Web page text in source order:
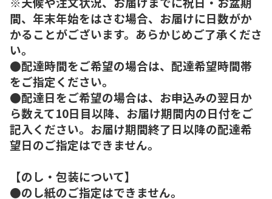
間、年末年始をはさむ場合、お届けに日数がか
かることがございます。あらかじめご了承くださ
い。
●配達時間をご希望の場合は、配達希望時間帯
をご指定ください。
●配達日をご希望の場合は、お申込みの翌日か
ら数えて10日目以降、お届け期間内の日付をご
記入ください。お届け期間終了日以降の配達希
望日のご指定はできません。
【のし・包装について】
●のし紙のご指定はできません。